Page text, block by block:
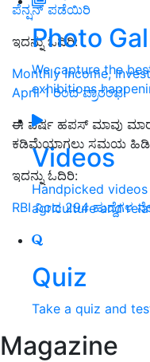
Photo
We capture the
exhibitions
Videos
Handpicked
agriculture and
Quiz
Take a quiz and
Magazine
ಪೆನ್ಷನ್‌ ಪಡೆಯಿರಿ
ಇದನ್ನು ಓದಿರಿ:
Monthly Income,
April 1 ರಿಂದ ಪ್ರಾರಂಭ!
ಈ ವರ್ಷ ಹಪಸ್ ಮಾವು
ಕಡಿಮೆಯಾಗಲು ಸಮಯ
ಇದನ್ನು ಓದಿರಿ:
RBI ನಿಂದ 294 ಹುದ್ದೆಗಳ